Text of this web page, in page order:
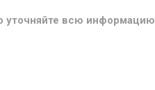
уточняйте всю информацию